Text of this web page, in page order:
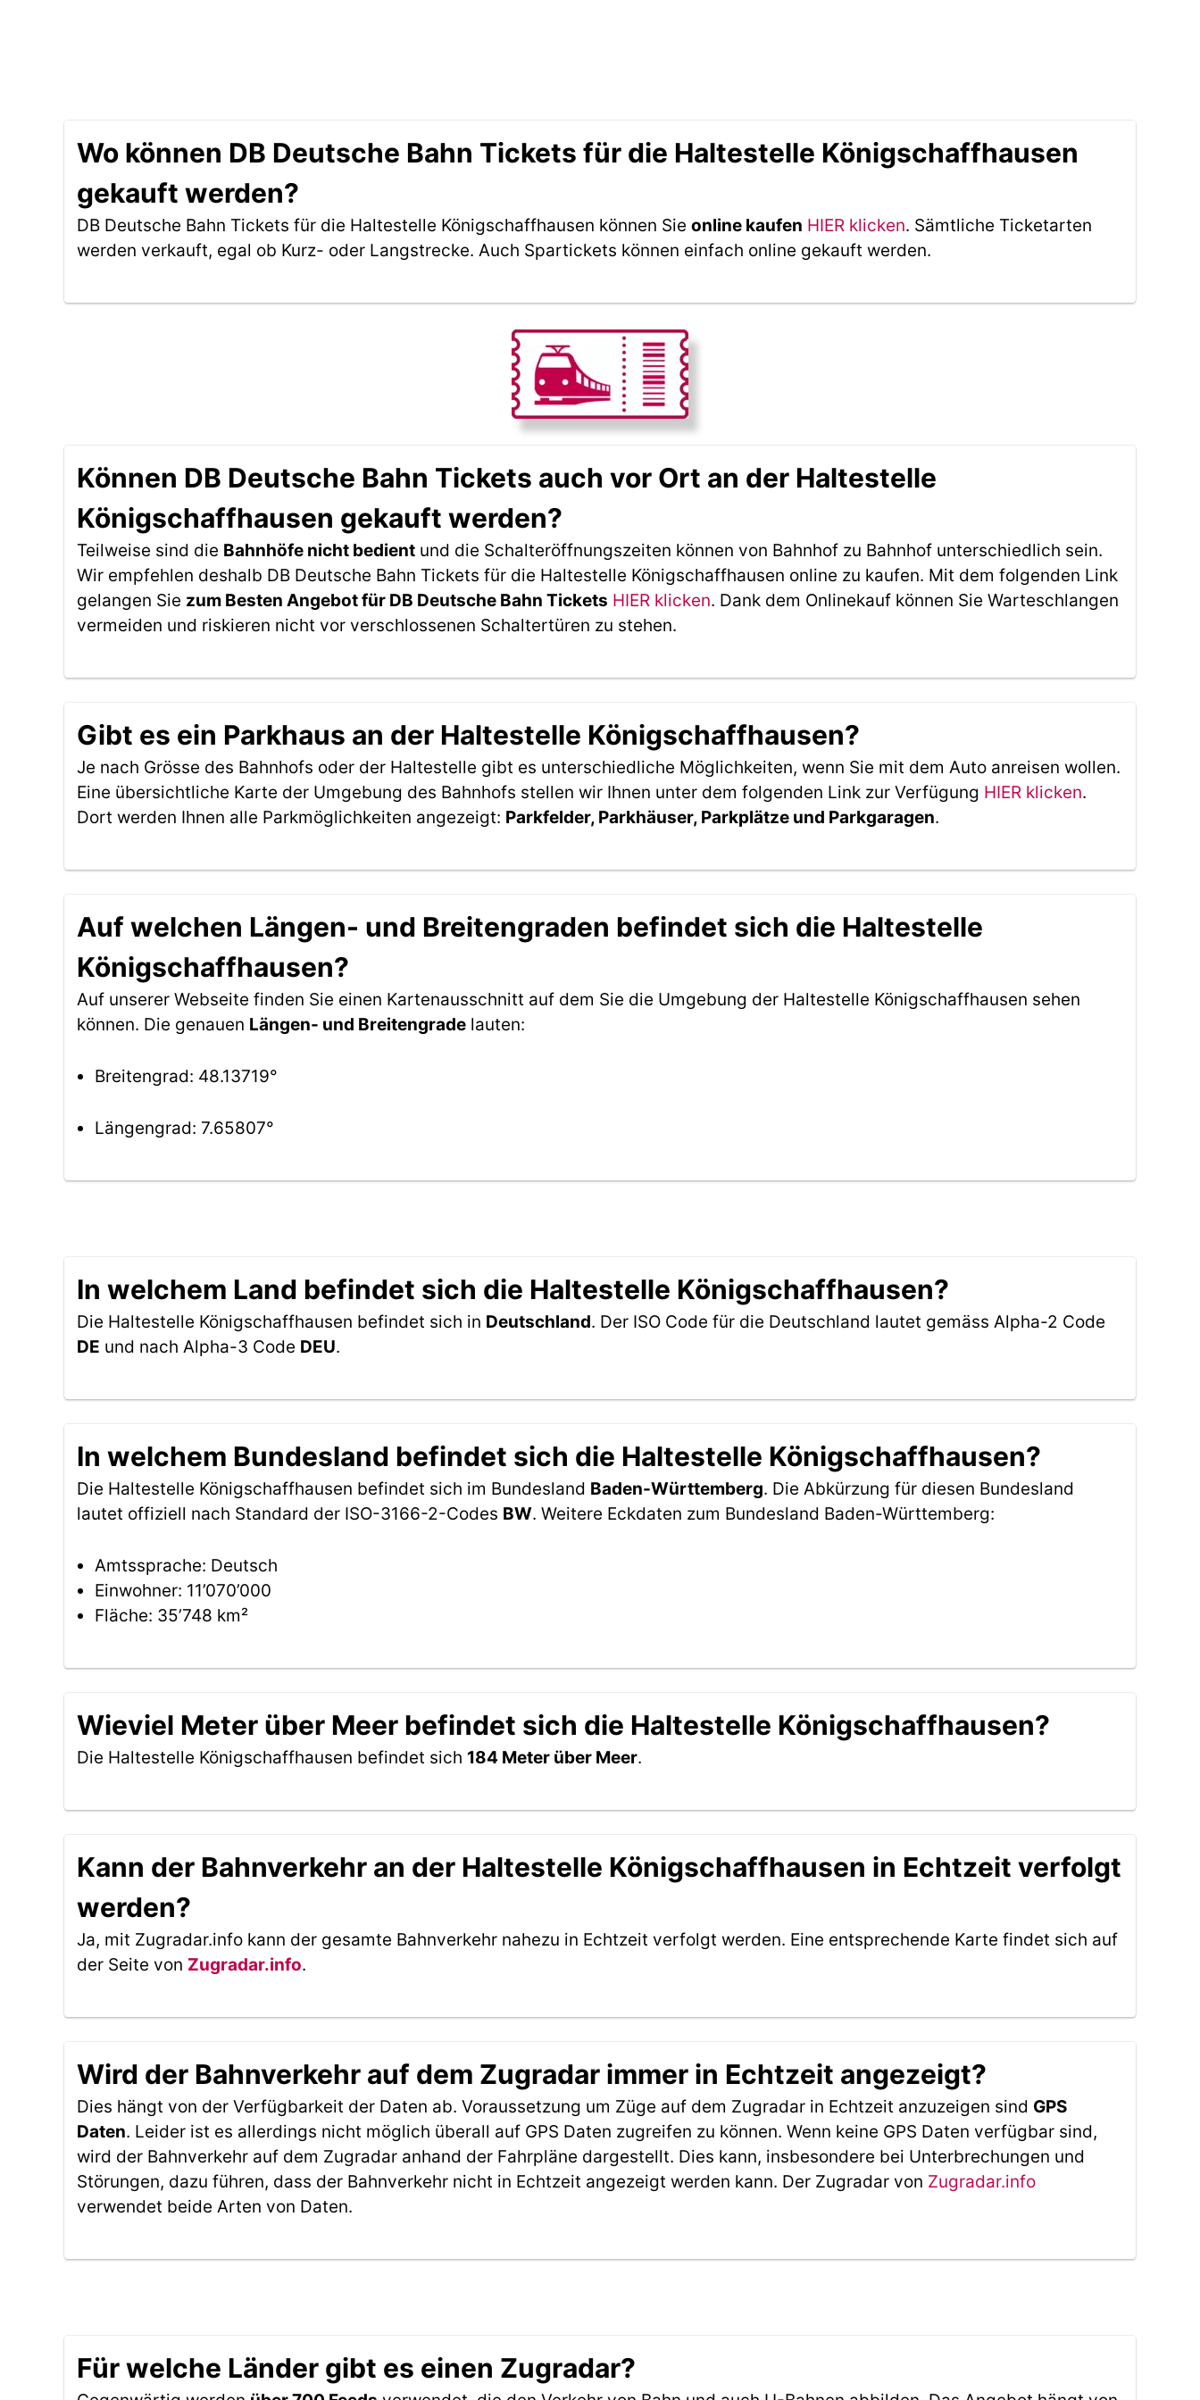
Wo können DB Deutsche Bahn Tickets für die Haltestelle Königschaffhausen
gekauft werden?
DB Deutsche Bahn Tickets für die Haltestelle Königschaffhausen können Sie online kaufen HIER klicken. Sämtliche Ticketarten
werden verkauft, egal ob Kurz- oder Langstrecke. Auch Spartickets können einfach online gekauft werden.
Können DB Deutsche Bahn Tickets auch vor Ort an der Haltestelle
Königschaffhausen gekauft werden?
Teilweise sind die Bahnhöfe nicht bedient und die Schalteröffnungszeiten können von Bahnhof zu Bahnhof unterschiedlich sein.
Wir empfehlen deshalb DB Deutsche Bahn Tickets für die Haltestelle Königschaffhausen online zu kaufen. Mit dem folgenden Link
gelangen Sie zum Besten Angebot für DB Deutsche Bahn Tickets HIER klicken. Dank dem Onlinekauf können Sie Warteschlangen
vermeiden und riskieren nicht vor verschlossenen Schaltertüren zu stehen.
Gibt es ein Parkhaus an der Haltestelle Königschaffhausen?
Je nach Grösse des Bahnhofs oder der Haltestelle gibt es unterschiedliche Möglichkeiten, wenn Sie mit dem Auto anreisen wollen.
Eine übersichtliche Karte der Umgebung des Bahnhofs stellen wir Ihnen unter dem folgenden Link zur Verfügung HIER klicken.
Dort werden Ihnen alle Parkmöglichkeiten angezeigt: Parkfelder, Parkhäuser, Parkplätze und Parkgaragen.
Auf welchen Längen- und Breitengraden befindet sich die Haltestelle
Königschaffhausen?
Auf unserer Webseite finden Sie einen Kartenausschnitt auf dem Sie die Umgebung der Haltestelle Königschaffhausen sehen
können. Die genauen Längen- und Breitengrade lauten:
Breitengrad: 48.13719°
Längengrad: 7.65807°
In welchem Land befindet sich die Haltestelle Königschaffhausen?
Die Haltestelle Königschaffhausen befindet sich in Deutschland. Der ISO Code für die Deutschland lautet gemäss Alpha-2 Code
DE und nach Alpha-3 Code DEU.
In welchem Bundesland befindet sich die Haltestelle Königschaffhausen?
Die Haltestelle Königschaffhausen befindet sich im Bundesland Baden-Württemberg. Die Abkürzung für diesen Bundesland
lautet offiziell nach Standard der ISO-3166-2-Codes BW. Weitere Eckdaten zum Bundesland Baden-Württemberg:
Amtssprache: Deutsch
Einwohner: 11’070’000
Fläche: 35’748 km²
Wieviel Meter über Meer befindet sich die Haltestelle Königschaffhausen?
Die Haltestelle Königschaffhausen befindet sich 184 Meter über Meer.
Kann der Bahnverkehr an der Haltestelle Königschaffhausen in Echtzeit verfolgt
werden?
Ja, mit Zugradar.info kann der gesamte Bahnverkehr nahezu in Echtzeit verfolgt werden. Eine entsprechende Karte findet sich auf
der Seite von Zugradar.info.
Wird der Bahnverkehr auf dem Zugradar immer in Echtzeit angezeigt?
Dies hängt von der Verfügbarkeit der Daten ab. Voraussetzung um Züge auf dem Zugradar in Echtzeit anzuzeigen sind GPS
Daten. Leider ist es allerdings nicht möglich überall auf GPS Daten zugreifen zu können. Wenn keine GPS Daten verfügbar sind,
wird der Bahnverkehr auf dem Zugradar anhand der Fahrpläne dargestellt. Dies kann, insbesondere bei Unterbrechungen und
Störungen, dazu führen, dass der Bahnverkehr nicht in Echtzeit angezeigt werden kann. Der Zugradar von Zugradar.info
verwendet beide Arten von Daten.
Für welche Länder gibt es einen Zugradar?